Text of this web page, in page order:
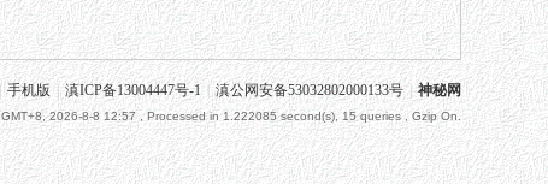
手机版 滇ICP备13004447号-1 | 滇公网安备53032802000133号 神秘网
GMT+8, 2026-8-8 12:57 , Processed in 1.222085 second(s), 15 queries , Gzip On.